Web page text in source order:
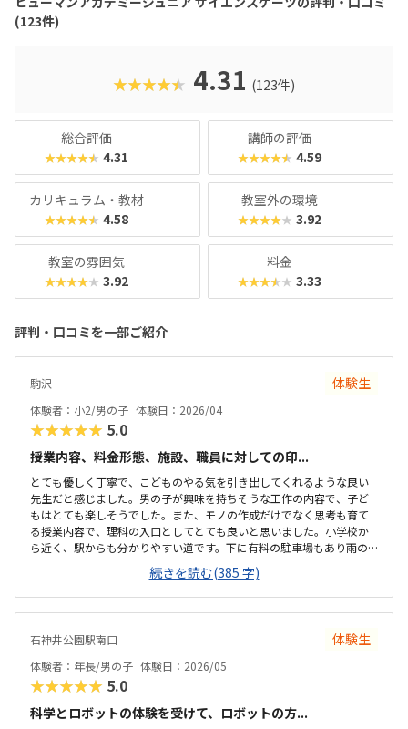
用。ただの遊びや体験イベントにとどまらない、「まじめに
実験に取り組む姿勢」を育みます。「市販の実験キットは買
さまにおすすめです。理科実験教室といえば「理系」「男の
子」のイメージが強いですが、直営教室では男女半々〜女の
らず、子どもの好奇心の芽を養い、身近なテーマを通して思
考力を育めるスクールと言えるでしょう。
(123件)
★★★★★ 4.31 (123件)
総合評価
★★★★★ 4.31
講師の評価
★★★★★ 4.59
カリキュラム・教材
★★★★★ 4.58
教室外の環境
★★★★★ 3.92
教室の雰囲気
★★★★★ 3.92
料金
★★★★★ 3.33
評判・口コミを一部ご紹介
駒沢 体験生
体験者：小2/男の子 体験日：2026/04
★★★★★ 5.0
授業内容、料金形態、施設、職員に対しての印...
とても優しく丁寧で、こどものやる気を引き出してくれるような良い
先生だと感じました。男の子が興味を持ちそうな工作の内容で、子ど
もはとても楽しそうでした。また、モノの作成だけでなく思考も育て
る授業内容で、理科の入口としてとても良いと思いました。小学校か
ら近く、駅からも分かりやすい道です。下に有料の駐車場もあり雨の
日の送迎でも楽だと思いました。子供の自主性を重んじる雰囲気で、
子どもたちは皆のびのびとしてました。職員の方も皆挨拶をしっかり
してくれて笑顔溢れ良い印象でした。月2回、教材費込みでこちらの値
段に何の不満もありません。他教室と比べて特段高いこともなく、平
自主性を優先してくれて、子どもたちがのびのび楽しそうにしていた
のが良かった。授業内容も子どもが好きそうな楽しく学べる科学で、
大満足で帰ってきました。
続きを読む(385 字)
石神井公園駅南口 体験生
体験者：年長/男の子 体験日：2026/05
★★★★★ 5.0
科学とロボットの体験を受けて、ロボットの方...